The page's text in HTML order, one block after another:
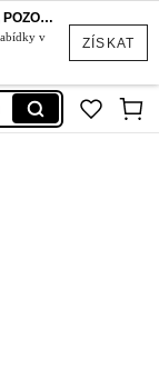
ZÍSKAT
APLIKACE SHEIN APP – PŘIPRAVIT, POZOR, STYL!
v